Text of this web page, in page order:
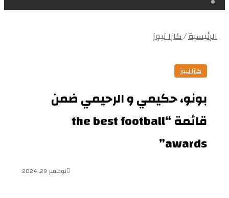
الرئيسية/كازا نيوز
كازا نيوز
بونو، حكيمي و الرحيمي ضمن
قائمة “the best football
awards”
نوفمبر 29, 2024